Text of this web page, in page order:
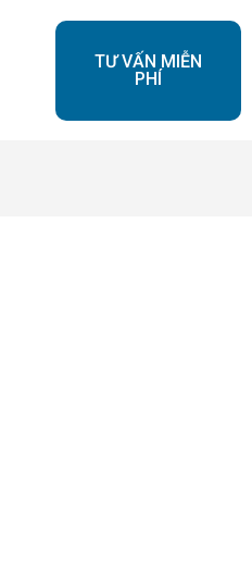
TƯ VẤN MIỄN
PHÍ